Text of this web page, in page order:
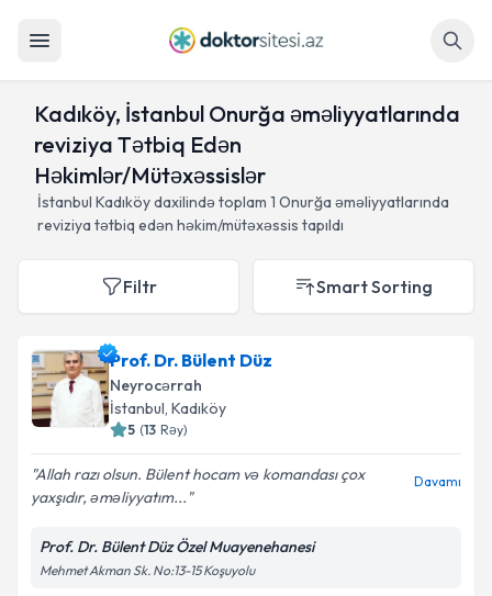
Kadıköy, İstanbul Onurğa əməliyyatlarında
reviziya Tətbiq Edən
Həkimlər/Mütəxəssislər
İstanbul Kadıköy daxilində toplam 1 Onurğa əməliyyatlarında
reviziya tətbiq edən həkim/mütəxəssis tapıldı
Filtr Smart Sorting
Prof. Dr. Bülent Düz
Neyrocərrah
İstanbul, Kadıköy
5 (13 Rəy)
Allah razı olsun. Bülent hocam və komandası çox
yaxşıdır, əməliyyatım...
Davamı
Prof. Dr. Bülent Düz Özel Muayenehanesi
Mehmet Akman Sk. No:13-15 Koşuyolu